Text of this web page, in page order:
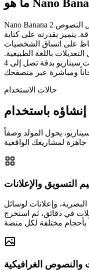
Nano Banana 2 هو مولد صور بالذكاء الاصطناعي يحول النصوص
يتميز بقدرته على كتابة
على اتساق الشخصيات
باللغة الطبيعية.
يمكنك إنشاء ملصقات وإعلانات ولوحات سيناريو بدقة تصل إلى 4K
حالات الاستخدام
يحول المولد وصفاً
التسويق والإعلانات
وإعلانات لوسائل
في دقائق، ثم استخرج
والنصوص الغرافيكية